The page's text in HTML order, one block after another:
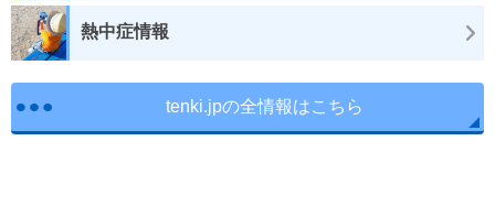
熱中症情報
tenki.jpの全情報はこちら